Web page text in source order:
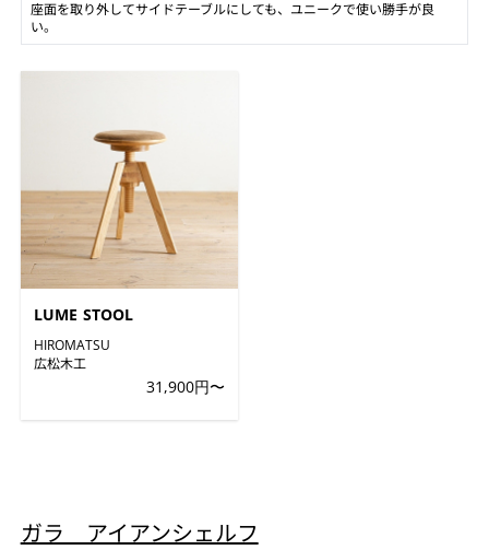
座面を取り外してサイドテーブルにしても、ユニークで使い勝手が良
い。
LUME STOOL
HIROMATSU
広松木工
31,900円〜
ガラ アイアンシェルフ